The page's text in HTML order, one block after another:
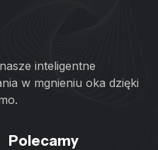
inteligentne
w mgnieniu oka dzięki
Polecamy